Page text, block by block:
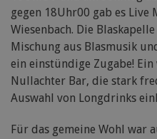
gegen 18Uhr00 gab es
Wiesenbach. Die
Mischung aus Blasmusik
ein einstündige Zugabe!
Nullachter Bar, die stark
Auswahl von Longdrinks
Für das gemeine Wohl war